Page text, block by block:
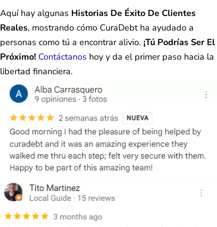
Aquí hay algunas Historias De Éxito De Clientes
Reales, mostrando cómo CuraDebt ha ayudado a
personas como tú a encontrar alivio. ¡Tú Podrías Ser El
Próximo! Contáctanos hoy y da el primer paso hacia la
libertad financiera.